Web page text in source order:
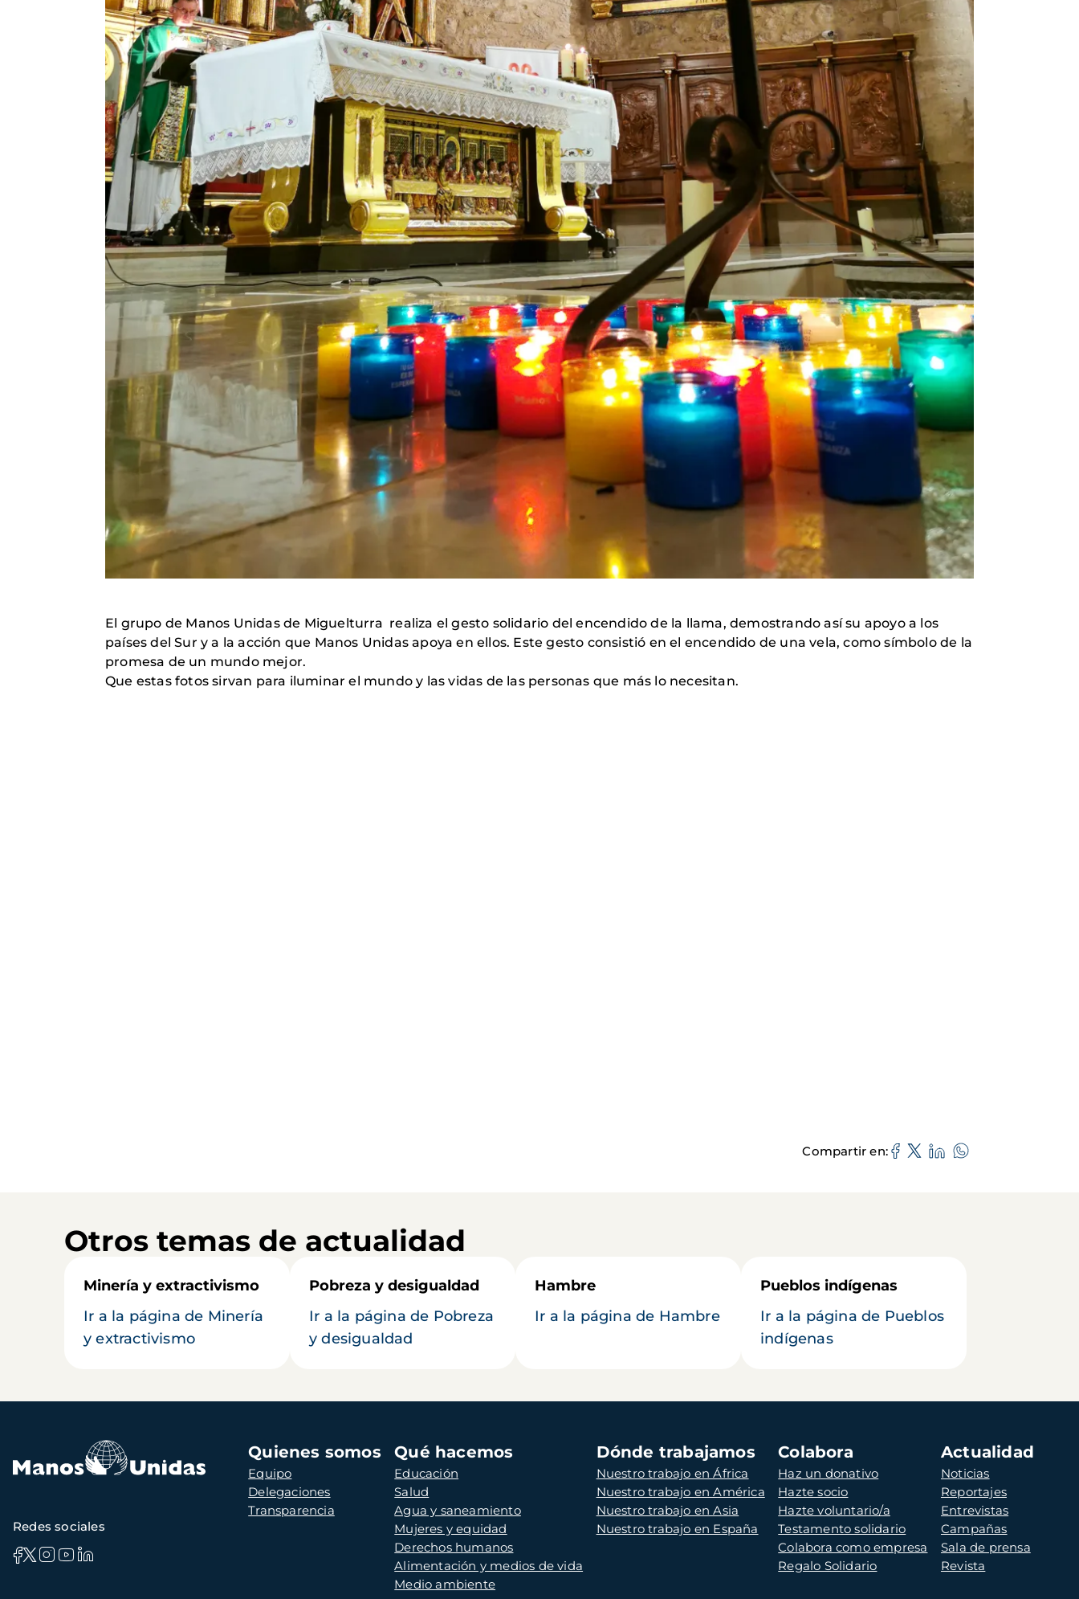
El grupo de Manos Unidas de Miguelturra realiza el gesto solidario del encendido de la llama, demostrando así su apoyo a los
países del Sur y a la acción que Manos Unidas apoya en ellos. Este gesto consistió en el encendido de una vela, como símbolo de la
promesa de un mundo mejor.
Que estas fotos sirvan para iluminar el mundo y las vidas de las personas que más lo necesitan.
Compartir en
Otros temas de actualidad
Minería y extractivismo
Ir a la página de Minería
y extractivismo
Pobreza y desigualdad
Ir a la página de Pobreza
y desigualdad
Hambre
Ir a la página de Hambre
Pueblos indígenas
Ir a la página de Pueblos
indígenas
Navegación
principal
Quienes somos
Equipo
Delegaciones
Transparencia
Qué hacemos
Educación
Salud
Agua y saneamiento
Mujeres y equidad
Derechos humanos
Alimentación y medios de vida
Medio ambiente
Dónde trabajamos
Nuestro trabajo en África
Nuestro trabajo en América
Nuestro trabajo en Asia
Nuestro trabajo en España
Colabora
Haz un donativo
Hazte socio
Hazte voluntario/a
Testamento solidario
Colabora como empresa
Regalo Solidario
Actualidad
Noticias
Reportajes
Entrevistas
Campañas
Sala de prensa
Revista
Redes sociales